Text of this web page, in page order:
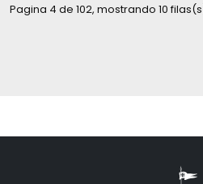
Pagina 4 de 102, mostrando 10